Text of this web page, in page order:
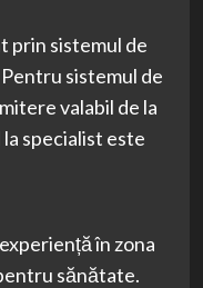
prin sistemul de
sistemul de
valabil de la
specialist este
în zona
sănătate.